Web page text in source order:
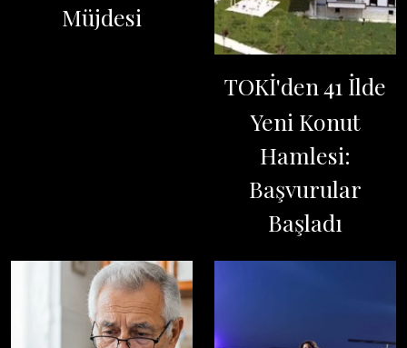
Müjdesi
TOKİ'den 41 İlde
Yeni Konut
Hamlesi:
Başvurular
Başladı